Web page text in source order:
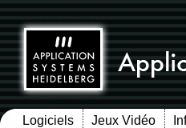
Logiciels Jeux Vidéo